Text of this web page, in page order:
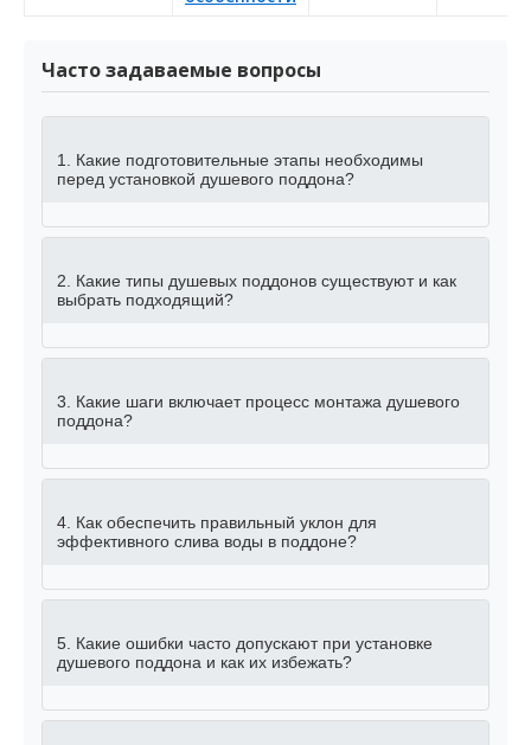
Часто задаваемые вопросы
1. Какие подготовительные этапы необходимы
перед установкой душевого поддона?
2. Какие типы душевых поддонов существуют и как
выбрать подходящий?
3. Какие шаги включает процесс монтажа душевого
поддона?
4. Как обеспечить правильный уклон для
эффективного слива воды в поддоне?
5. Какие ошибки часто допускают при установке
душевого поддона и как их избежать?